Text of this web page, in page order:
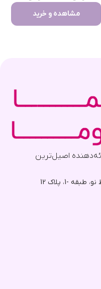
مشاهده و خرید
اصیل‌ترین
-1، پلاک 12